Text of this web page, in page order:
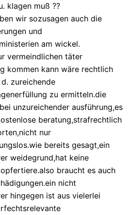
klagen muß ??
wir sozusagen auch die
und
am wickel.
vermeindlichen täter
kommen kann wäre rechtlich
zureichende
zu ermitteln.die
unzureichender ausführung,es
beratung,strafrechtlich
nur
bereits gesagt,ein
weidegrund,hat keine
braucht es auch
nicht
hingegen ist aus vielerlei